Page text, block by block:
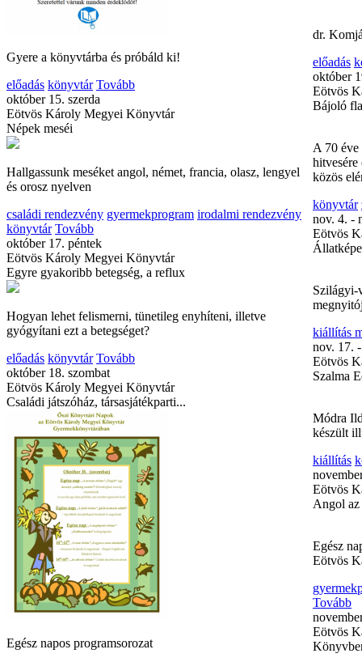
Gyere a könyvtárba és próbáld ki!
előadás könyvtár Tovább
október 15. szerda
Eötvös Károly Megyei Könyvtár
Népek meséi
Hallgassunk meséket angol, német, francia, olasz, lengyel
és orosz nyelven
családi rendezvény gyermekprogram irodalmi rendezvény
könyvtár Tovább
október 17. péntek
Eötvös Károly Megyei Könyvtár
Egyre gyakoribb betegség, a reflux
Hogyan lehet felismerni, tünetileg enyhíteni, illetve
gyógyítani ezt a betegséget?
előadás könyvtár Tovább
október 18. szombat
Eötvös Károly Megyei Könyvtár
Családi játszóház, társasjátékparti...
Egész napos programsorozat
dr.
előadás
október
Eötvös
Bájoló
A 70
hitvesére
közös
könyvtár
nov. 4. -
Eötvös
Szilágyi-
kiállítás
nov. 17.
Eötvös
Szalma
Módra
készült
kiállítás
Eötvös
Angol az
Egész
Eötvös
Tovább
Eötvös